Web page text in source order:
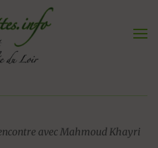
avec Mahmoud Khayri